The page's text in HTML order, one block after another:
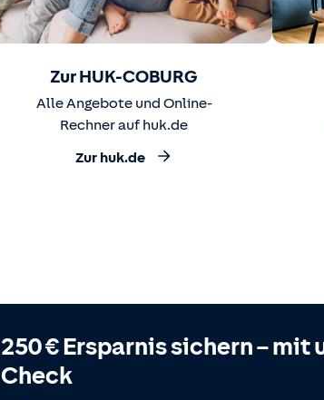
Zur HUK-COBURG
Alle Angebote und Online-
Rechner auf huk.de
Zur huk.de
250 € Ersparnis sichern – mit
Check